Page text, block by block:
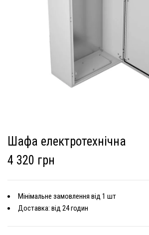
Шафа електротехнічна
4 320 грн
Мінімальне замовлення від 1 шт
Доставка: від 24 годин